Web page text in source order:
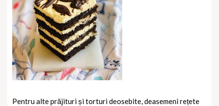
Pentru alte prăjituri și torturi deosebite, deasemeni rețete